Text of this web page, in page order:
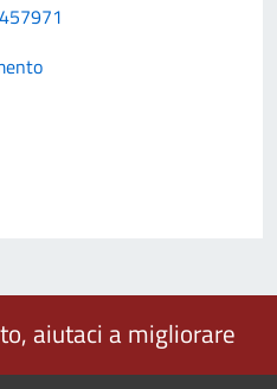
aiutaci a migliorare